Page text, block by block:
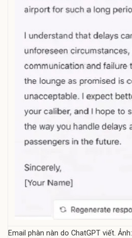
Email phàn nàn do ChatGPT viết. Ảnh: